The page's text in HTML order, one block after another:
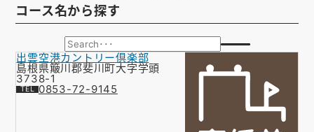
購入する
お知らせ
会社概要
コース名から探す
出雲空港カントリー倶楽部
島根県簸川郡斐川町大字学頭
3738-1
0853-72-9145